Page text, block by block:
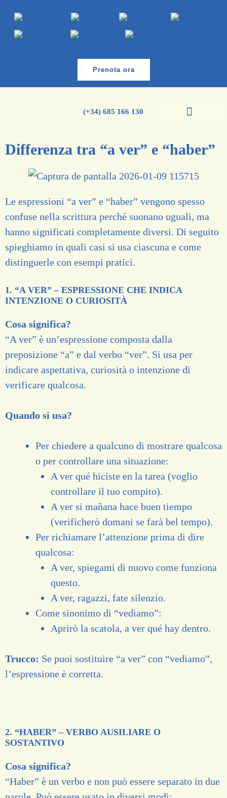
Prenota ora
(+34) 685 166 130
Differenza tra “a ver” e “haber”
Le espressioni “a ver” e “haber” vengono spesso
confuse nella scrittura perché suonano uguali, ma
hanno significati completamente diversi. Di seguito
spieghiamo in quali casi si usa ciascuna e come
distinguerle con esempi pratici.
1. “A VER” – ESPRESSIONE CHE INDICA
INTENZIONE O CURIOSITÀ
Cosa significa?
“A ver” è un’espressione composta dalla
preposizione “a” e dal verbo “ver”. Si usa per
indicare aspettativa, curiosità o intenzione di
verificare qualcosa.
Quando si usa?
Per chiedere a qualcuno di mostrare qualcosa
o per controllare una situazione:
A ver qué hiciste en la tarea (voglio
controllare il tuo compito).
A ver si mañana hace buen tiempo
(verificherò domani se farà bel tempo).
Per richiamare l’attenzione prima di dire
qualcosa:
A ver, spiegami di nuovo come funziona
questo.
A ver, ragazzi, fate silenzio.
Come sinonimo di “vediamo”:
Aprirò la scatola, a ver qué hay dentro.
Trucco: Se puoi sostituire “a ver” con “vediamo”,
l’espressione è corretta.
2. “HABER” – VERBO AUSILIARE O
SOSTANTIVO
Cosa significa?
“Haber” è un verbo e non può essere separato in due